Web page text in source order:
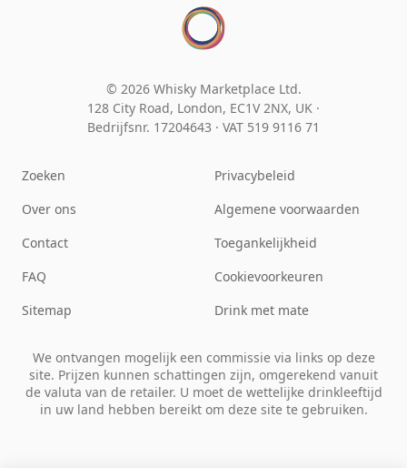
© 2026 Whisky Marketplace Ltd.
128 City Road, London, EC1V 2NX, UK ·
Bedrijfsnr. 17204643 · VAT 519 9116 71
Zoeken
Over ons
Contact
FAQ
Sitemap
Privacybeleid
Algemene voorwaarden
Toegankelijkheid
Cookievoorkeuren
Drink met mate
We ontvangen mogelijk een commissie via links op deze
site. Prijzen kunnen schattingen zijn, omgerekend vanuit
de valuta van de retailer. U moet de wettelijke drinkleeftijd
in uw land hebben bereikt om deze site te gebruiken.